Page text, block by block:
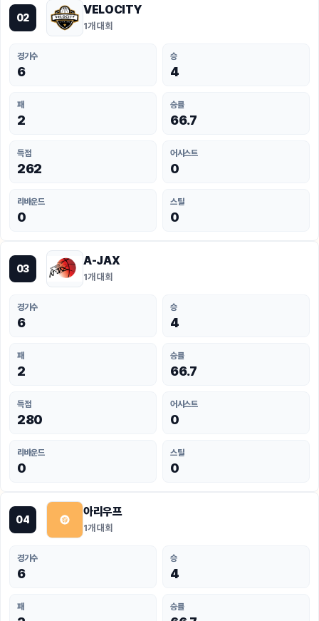
02
VELOCITY
1개 대회
경기수
6
승
4
패
2
승률
66.7
득점
262
어시스트
0
리바운드
0
스틸
0
03
A-JAX
1개 대회
경기수
6
승
4
패
2
승률
66.7
득점
280
어시스트
0
리바운드
0
스틸
0
04
아리우프
1개 대회
경기수
6
승
4
패 승률